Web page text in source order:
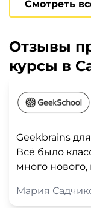
Смотреть
Отзывы
курсы в
Geekbrains
Всё было
много нового,
Мария